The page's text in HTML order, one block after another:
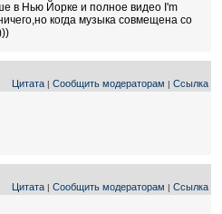
в Нью Йорке и полное видео I'm
когда музыка совмещена со
Цитата | Сообщить модераторам | Ссылка
Цитата | Сообщить модераторам | Ссылка